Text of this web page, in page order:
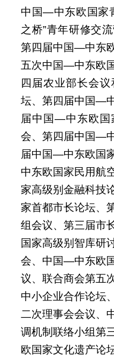
中国—中东欧国家
之桥”青年研修交
第四届中国—中东
五次中国—中东欧
四届农业部长会
坛、第四届中国—
届中国—中东欧国
会、第四届中国—
届中国—中东欧国
中东欧国家民用航
家高级别金融科技
家首都市长论坛、
组会议、第三届市
国家高级别智库研
会、中国—中东欧
议、联合商会第五
中小企业合作论坛
二次理事会会议、
调机制联络小组第
欧国家文化遗产论